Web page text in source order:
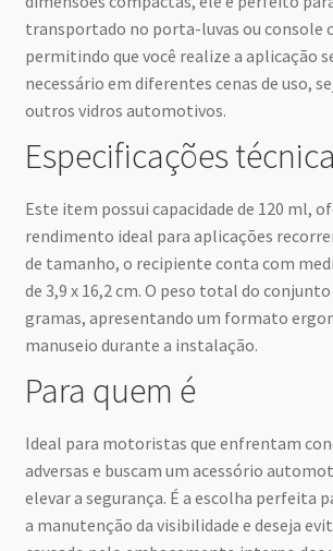
transportado no porta-luvas ou console
permitindo que você realize a aplicação
necessário em diferentes cenas de uso,
outros vidros automotivos.
Especificações
Este item possui capacidade de 120 ml,
rendimento ideal para aplicações
de tamanho, o recipiente conta com
de 3,9 x 16,2 cm. O peso total do conjunto
gramas, apresentando um formato
manuseio durante a instalação.
Para quem é
Ideal para motoristas que enfrentam
adversas e buscam um acessório
elevar a segurança. É a escolha perfeita
a manutenção da visibilidade e deseja